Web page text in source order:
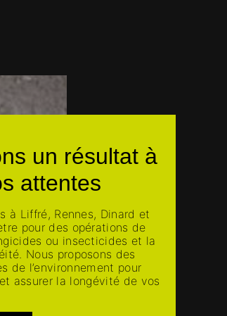
un résultat à
attentes
à Liffré, Rennes, Dinard et
pour des opérations de
ou insecticides et la
Nous proposons des
de l’environnement pour
assurer la longévité de vos